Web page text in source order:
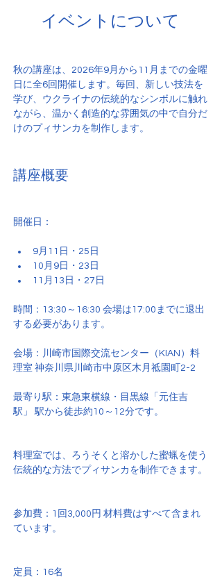
イベントについて
秋の講座は、2026年9月から11月までの金曜
日に全6回開催します。毎回、新しい技法を
学び、ウクライナの伝統的なシンボルに触れ
ながら、温かく創造的な雰囲気の中で自分だ
けのプィサンカを制作します。
講座概要
開催日：
9月11日・25日
10月9日・23日
11月13日・27日
時間：13:30～16:30 会場は17:00までに退出
する必要があります。
会場：川崎市国際交流センター（KIAN）料
理室 神奈川県川崎市中原区木月祗園町2-2
最寄り駅：東急東横線・目黒線「元住吉
駅」 駅から徒歩約10～12分です。
料理室では、ろうそくと溶かした蜜蝋を使う
伝統的な方法でプィサンカを制作できます。
参加費：1回3,000円 材料費はすべて含まれ
ています。
定員：16名